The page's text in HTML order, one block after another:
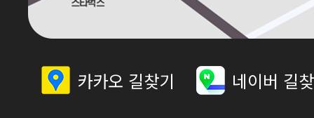
카카오 길찾기 네이버 길